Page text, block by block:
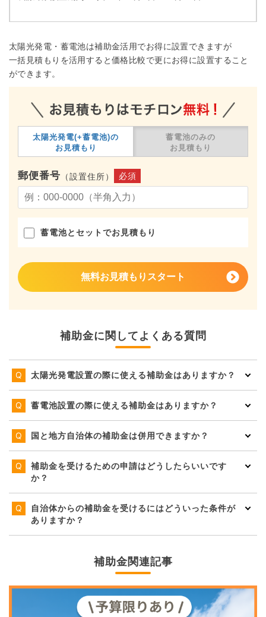
太陽光発電・蓄電池は補助金活用でお得に設置できますが
一括見積もりを活用すると価格比較で更にお得に設置すること
ができます。
太陽光発電(+蓄電池)の
お見積もり
蓄電池のみの
お見積もり
郵便番号 （設置住所） 必須
蓄電池とセットでお見積もり
無料お見積もりスタート
補助金に関してよくある質問
太陽光発電設置の際に使える補助金はありますか？
蓄電池設置の際に使える補助金はありますか？
国と地方自治体の補助金は併用できますか？
補助金を受けるための申請はどうしたらいいです
か？
自治体からの補助金を受けるにはどういった条件が
ありますか？
補助金関連記事